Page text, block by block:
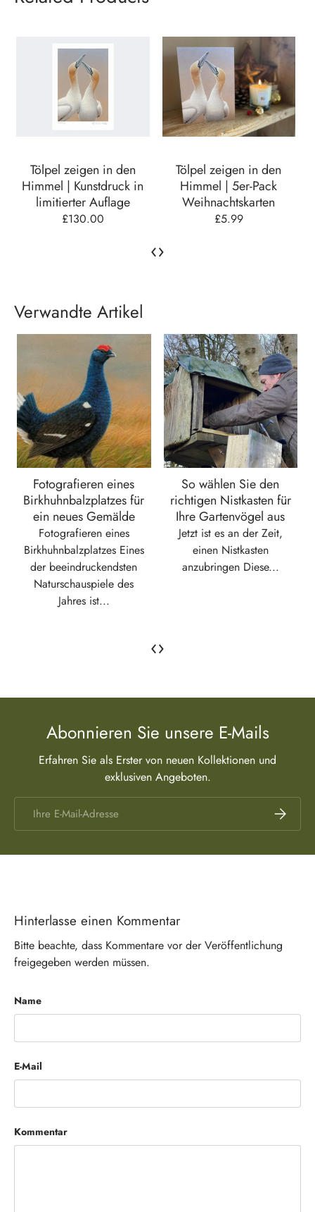
Tölpel zeigen in den
Himmel | Kunstdruck in
limitierter Auflage
£130.00
Tölpel zeigen in den
Himmel | 5er-Pack
Weihnachtskarten
£5.99
‹›
Verwandte Artikel
Fotografieren eines
Birkhuhnbalzplatzes für
ein neues Gemälde
Fotografieren eines
Birkhuhnbalzplatzes Eines
der beeindruckendsten
Naturschauspiele des
Jahres ist...
So wählen Sie den
richtigen Nistkasten für
Ihre Gartenvögel aus
Jetzt ist es an der Zeit,
einen Nistkasten
anzubringen Diese...
‹›
Abonnieren Sie unsere E-Mails
Erfahren Sie als Erster von neuen Kollektionen und
exklusiven Angeboten.
Hinterlasse einen Kommentar
Bitte beachte, dass Kommentare vor der Veröffentlichung
freigegeben werden müssen.
Name
E-Mail
Kommentar